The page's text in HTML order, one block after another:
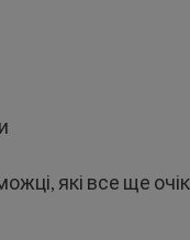
які все ще